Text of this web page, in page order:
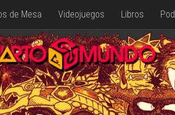
de Mesa Videojuegos Libros